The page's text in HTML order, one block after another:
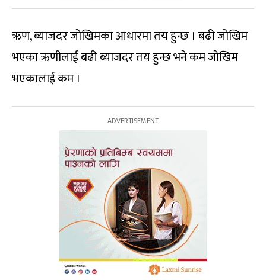
ऋण, ब्याजदर जोखिमका आधारमा तय हुन्छ । बढी जोखिम
भएका ऋणीलाई बढी ब्याजदर तय हुन्छ भने कम जोखिम
भएकालाई कम ।